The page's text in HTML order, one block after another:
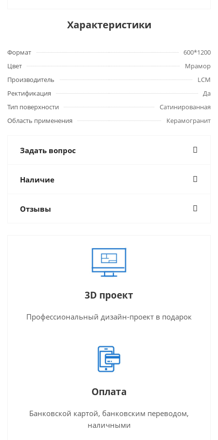
Характеристики
Формат
600*1200
Цвет
Мрамор
Производитель
LCM
Ректификация
Да
Тип поверхности
Сатинированная
Область применения
Керамогранит
Задать вопрос
Наличие
Отзывы
3D проект
Профессиональный дизайн-проект в подарок
Оплата
Банковской картой, банковским переводом,
наличными